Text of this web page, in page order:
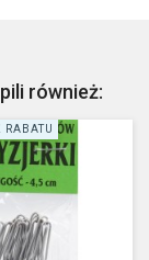
również:
RABATU